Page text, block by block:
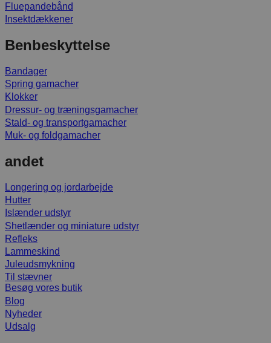
Fluepandebånd
Insektdækkener
Benbeskyttelse
Bandager
Spring gamacher
Klokker
Dressur- og træningsgamacher
Stald- og transportgamacher
Muk- og foldgamacher
andet
Longering og jordarbejde
Hutter
Islænder udstyr
Shetlænder og miniature udstyr
Refleks
Lammeskind
Juleudsmykning
Til stævner
Besøg vores butik
Blog
Nyheder
Udsalg